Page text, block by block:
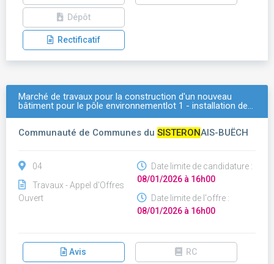
Dépôt
Rectificatif
Marché de travaux pour la construction d'un nouveau
bâtiment pour le pôle environnementlot 1 - installation de…
Communauté de Communes du SISTERONAIS-BUËCH
04
Travaux - Appel d'Offres
Ouvert
Date limite de candidature :
08/01/2026 à 16h00
Date limite de l'offre :
08/01/2026 à 16h00
Avis RC